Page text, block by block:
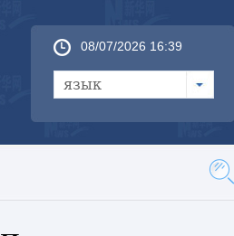
08/07/2026 16:39
язык